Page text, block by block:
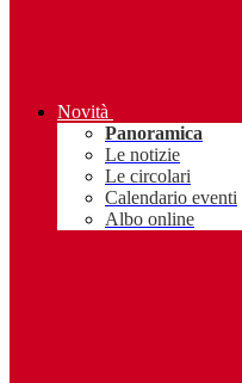
Novità
Panoramica
Le notizie
Le circolari
Calendario eventi
Albo online